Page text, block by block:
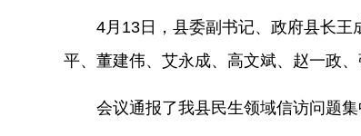
4月13日，县委副书记、政府县长王
平、董建伟、艾永成、高文斌、赵一政
会议通报了我县民生领域信访问题集